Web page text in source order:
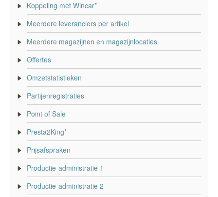
Koppeling met Wincar*
Meerdere leveranciers per artikel
Meerdere magazijnen en magazijnlocaties
Offertes
Omzetstatistieken
Partijenregistraties
Point of Sale
Presta2King*
Prijsafspraken
Productie-administratie 1
Productie-administratie 2